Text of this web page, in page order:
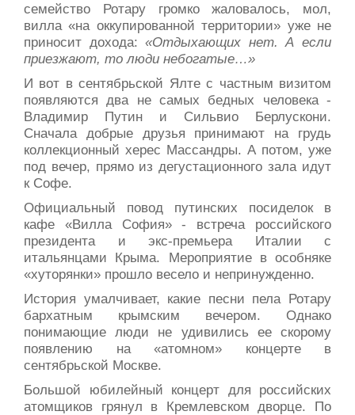
семейство Ротару громко жаловалось, мол,
вилла «на оккупированной территории» уже не
приносит дохода:«Отдыхающих нет. А если
приезжают, то люди небогатые…»
И вот в сентябрьской Ялте с частным визитом
появляются два не самых бедных человека -
Владимир Путин и Сильвио Берлускони.
Сначала добрые друзья принимают на грудь
коллекционный херес Массандры. А потом, уже
под вечер, прямо из дегустационного зала идут
к Софе.
Официальный повод путинских посиделок в
кафе «Вилла София» - встреча российского
президента и экс-премьера Италии с
итальянцами Крыма. Мероприятие в особняке
«хуторянки» прошло весело и непринужденно.
История умалчивает, какие песни пела Ротару
бархатным крымским вечером. Однако
понимающие люди не удивились ее скорому
появлению на «атомном» концерте в
сентябрьской Москве.
Большой юбилейный концерт для российских
атомщиков грянул в Кремлевском дворце. По